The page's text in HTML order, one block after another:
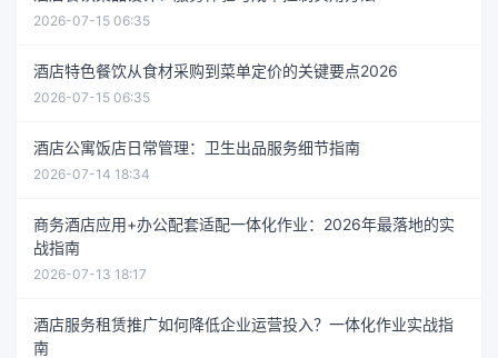
2026-07-15 06:35
酒店特色餐饮从食材采购到菜单定价的关键要点2026
2026-07-15 06:35
酒店公寓饭店日常管理：卫生出品服务细节指南
2026-07-14 18:34
商务酒店应用+办公配套适配一体化作业：2026年最落地的实
战指南
2026-07-13 18:17
酒店服务租赁推广如何降低企业运营投入？一体化作业实战指
南